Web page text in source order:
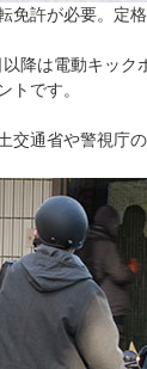
許が必要。定
降は電動キッ
トです。
通省や警視庁